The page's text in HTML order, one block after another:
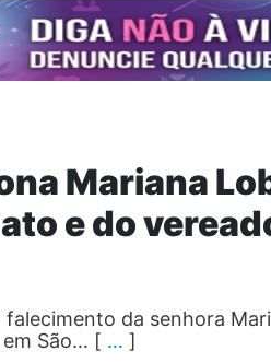
Mariana
e do
da senhora
São… [ … ]